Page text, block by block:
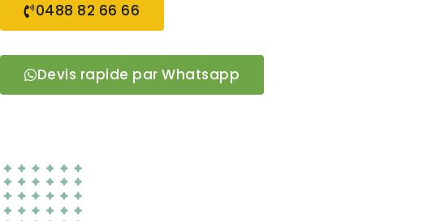
0488 82 66 66
Devis rapide par Whatsapp